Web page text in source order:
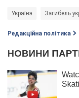
Україна Загибель
Редакційна політика